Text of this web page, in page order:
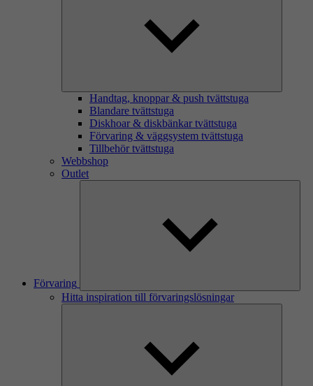
Handtag, knoppar & push tvättstuga
Blandare tvättstuga
Diskhoar & diskbänkar tvättstuga
Förvaring & väggsystem tvättstuga
Tillbehör tvättstuga
Webbshop
Outlet
Förvaring
Hitta inspiration till förvaringslösningar